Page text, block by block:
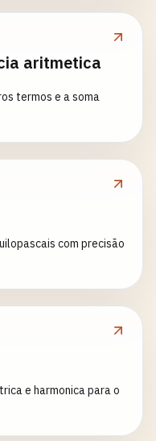
aritmetica
termos e a soma
com precisão
e harmonica para o